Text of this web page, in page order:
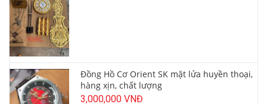
Đồng Hồ Cơ Orient SK mặt lửa huyền thoại,
hàng xịn, chất lượng
3,000,000 VNĐ